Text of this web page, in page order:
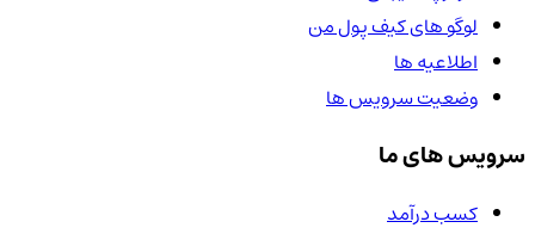
لوگو های کیف پول من
اطلاعیه ها
وضعیت سرویس ها
سرویس های ما
کسب درآمد